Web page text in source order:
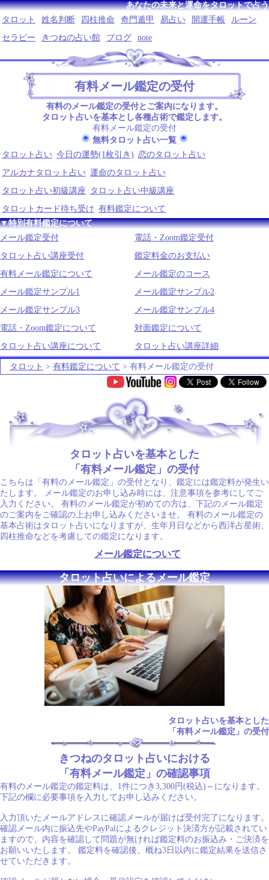
あなたの未来と運命をタロットで占う
タロット
姓名判断 四柱推命 奇門遁甲 易占い 開運手帳
ルーン
セラピー
きつねの占い館 ブログ note
有料メール鑑定の受付
有料のメール鑑定の受付とご案内になります。
タロット占いを基本とし各種占術で鑑定します。
有料メール鑑定の受付
無料タロット占い一覧
タロット占い 今日の運勢(1枚引き) 恋のタロット占い
アルカナタロット占い 運命のタロット占い
タロット占い初級講座
タロット占い中級講座
タロットカード待ち受け 有料鑑定について
▼特別有料鑑定について
メール鑑定受付
電話・Zoom鑑定受付
タロット占い講座受付
鑑定料金のお支払い
有料メール鑑定について
メール鑑定のコース
メール鑑定サンプル1
メール鑑定サンプル2
メール鑑定サンプル3
メール鑑定サンプル4
電話・Zoom鑑定について
対面鑑定について
タロット占い講座について
タロット占い講座詳細
タロット > 有料鑑定について > 有料メール鑑定の受付
.
タロット占いを基本とした
「有料メール鑑定」の受付
こちらは「有料のメール鑑定」の受付となり、鑑定には鑑定料が発生い
たします。 メール鑑定のお申し込み時には、注意事項を参考にしてご
入力ください。 有料のメール鑑定が初めての方は、下記のメール鑑定
のご案内をご確認の上お申し込みくださいませ。 有料のメール鑑定の
基本占術はタロット占いになりますが、生年月日などから西洋占星術、
四柱推命などを考慮しての鑑定になります。
メール鑑定について
タロット占いによるメール鑑定
タロット占いを基本とした
「有料メール鑑定」の受付
きつねのタロット占いにおける
「有料メール鑑定」の確認事項
有料のメール鑑定の鑑定料は、1件につき3,300円(税込)～になります。
下記の欄に必要事項を入力してお申し込みください。
入力頂いたメールアドレスに確認メールが届けば受付完了になります。
確認メール内に振込先やPayPalによるクレジット決済方が記載されてい
ますので、内容を確認して問題が無ければ鑑定料のお振込み・ご決済を
お願いいたします。 鑑定料を確認後、概ね3日以内に鑑定結果を送信さ
せていただきます。